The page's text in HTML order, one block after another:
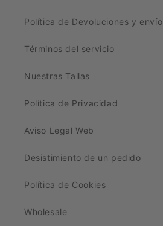
Política de Devoluciones y envío
Términos del servicio
Nuestras Tallas
Política de Privacidad
Aviso Legal Web
Desistimiento de un pedido
Política de Cookies
Wholesale